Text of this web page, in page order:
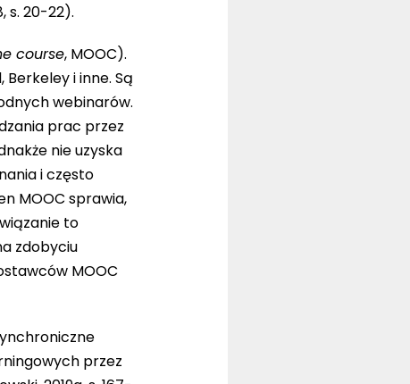
s. 20-22).
course, MOOC).
i inne. Są
webinarów.
prac przez
nie uzyska
i często
MOOC sprawia,
to
zdobyciu
MOOC
przez